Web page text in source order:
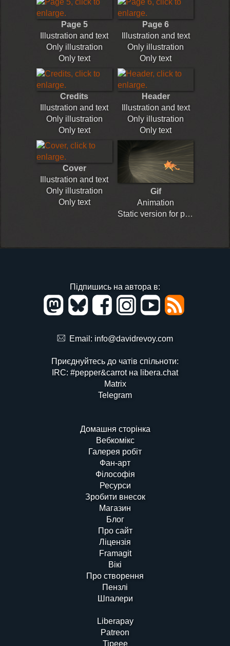
Page 5
Illustration and text
Only illustration
Only text
Page 6
Illustration and text
Only illustration
Only text
Credits
Illustration and text
Only illustration
Only text
Header
Illustration and text
Only illustration
Only text
Cover
Illustration and text
Only illustration
Only text
Gif
Animation
Static version for print
Підпишись на автора в:
Email: info@davidrevoy.com
Приєднуйтесь до чатів спільноти:
IRC: #pepper&carrot на libera.chat
Matrix
Telegram
Домашня сторінка
Вебкомікс
Галерея робіт
Фан-арт
Філософія
Ресурси
Зробити внесок
Магазин
Блог
Про сайт
Ліцензія
Framagit
Вікі
Про створення
Пензлі
Шпалери
Liberapay
Patreon
Tipeee